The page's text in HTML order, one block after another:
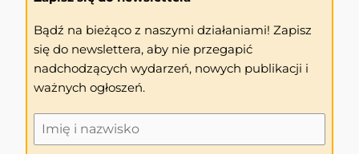
Bądź na bieżąco z naszymi działaniami! Zapisz
się do newslettera, aby nie przegapić
nadchodzących wydarzeń, nowych publikacji i
ważnych ogłoszeń.